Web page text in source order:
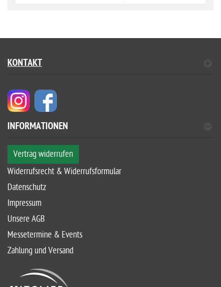
KONTAKT
INFORMATIONEN
Vertrag widerrufen
Widerrufsrecht & Widerrufsformular
Datenschutz
Impressum
Unsere AGB
Messetermine & Events
Zahlung und Versand